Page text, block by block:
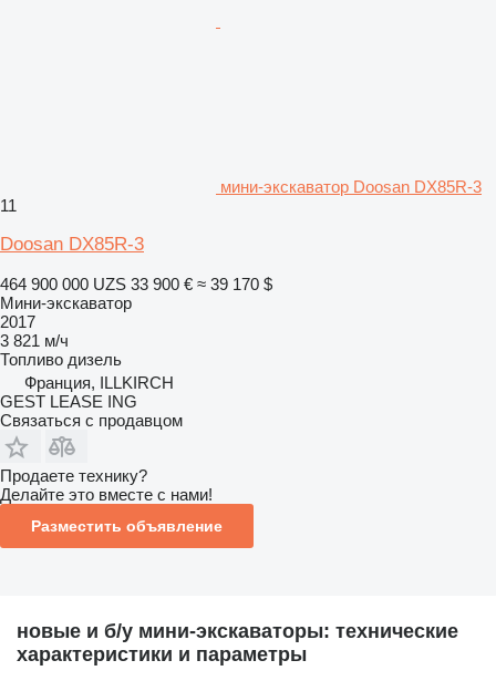
мини-экскаватор Doosan DX85R-3
11
Doosan DX85R-3
464 900 000 UZS 33 900 € ≈ 39 170 $
Мини-экскаватор
2017
3 821 м/ч
Топливо дизель
Франция, ILLKIRCH
GEST LEASE ING
Связаться с продавцом
Продаете технику?
Делайте это вместе с нами!
Разместить объявление
новые и б/у мини-экскаваторы: технические
характеристики и параметры